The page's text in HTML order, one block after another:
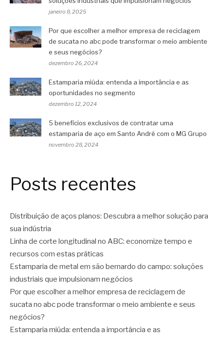
janeiro 8, 2025
Por que escolher a melhor empresa de reciclagem
de sucata no abc pode transformar o meio ambiente
e seus negócios?
dezembro 26, 2024
Estamparia miúda: entenda a importância e as
oportunidades no segmento
dezembro 12, 2024
5 benefícios exclusivos de contratar uma
estamparia de aço em Santo André com o MG Grupo
novembro 28, 2024
Posts recentes
Distribuição de aços planos: Descubra a melhor solução para
sua indústria
Linha de corte longitudinal no ABC: economize tempo e
recursos com estas práticas
Estamparia de metal em são bernardo do campo: soluções
industriais que impulsionam negócios
Por que escolher a melhor empresa de reciclagem de
sucata no abc pode transformar o meio ambiente e seus
negócios?
Estamparia miúda: entenda a importância e as